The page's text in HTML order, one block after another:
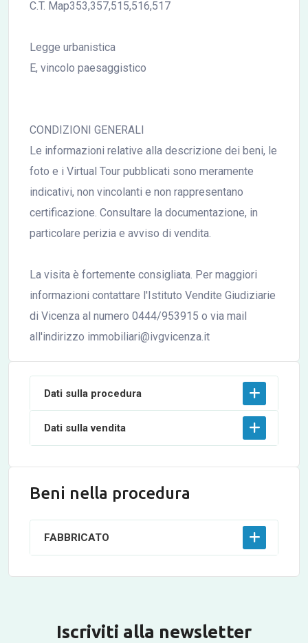
C.T. Map353,357,515,516,517
Legge urbanistica
E, vincolo paesaggistico
CONDIZIONI GENERALI
Le informazioni relative alla descrizione dei beni, le
foto e i Virtual Tour pubblicati sono meramente
indicativi, non vincolanti e non rappresentano
certificazione. Consultare la documentazione, in
particolare perizia e avviso di vendita.
La visita è fortemente consigliata. Per maggiori
informazioni contattare l'Istituto Vendite Giudiziarie
di Vicenza al numero 0444/953915 o via mail
all'indirizzo immobiliari@ivgvicenza.it
Dati sulla procedura
Dati sulla vendita
Beni nella procedura
FABBRICATO
Iscriviti alla newsletter